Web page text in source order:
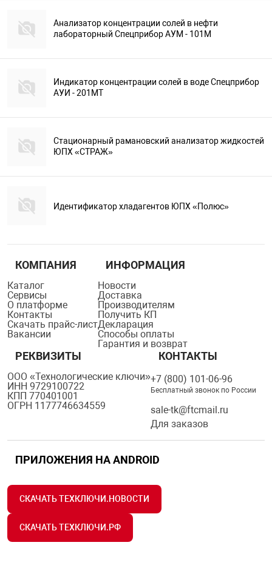
Анализатор концентрации солей в нефти
лабораторный Спецприбор АУМ - 101М
Индикатор концентрации солей в воде Спецприбор
АУИ - 201МТ
Стационарный рамановский анализатор жидкостей
ЮПХ «СТРАЖ»
Идентификатор хладагентов ЮПХ «Полюс»
КОМПАНИЯ
Каталог
Сервисы
О платформе
Контакты
Скачать прайс-лист
Вакансии
ИНФОРМАЦИЯ
Новости
Доставка
Производителям
Получить КП
Декларация
Способы оплаты
Гарантия и возврат
РЕКВИЗИТЫ
ООО «Технологические ключи»
ИНН 9729100722
КПП 770401001
ОГРН 1177746634559
КОНТАКТЫ
+7 (800) 101-06-96
Бесплатный звонок по России
sale-tk@ftcmail.ru
Для заказов
ПРИЛОЖЕНИЯ НА ANDROID
СКАЧАТЬ ТЕХКЛЮЧИ.НОВОСТИ
СКАЧАТЬ ТЕХКЛЮЧИ.РФ